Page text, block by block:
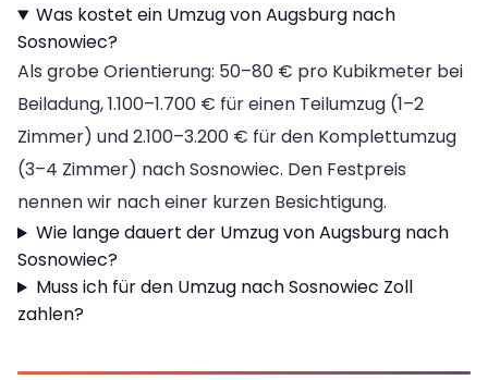
Was kostet ein Umzug von Augsburg nach
Sosnowiec?
Als grobe Orientierung: 50–80 € pro Kubikmeter bei
Beiladung, 1.100–1.700 € für einen Teilumzug (1–2
Zimmer) und 2.100–3.200 € für den Komplettumzug
(3–4 Zimmer) nach Sosnowiec. Den Festpreis
nennen wir nach einer kurzen Besichtigung.
Wie lange dauert der Umzug von Augsburg nach
Sosnowiec?
Muss ich für den Umzug nach Sosnowiec Zoll
zahlen?